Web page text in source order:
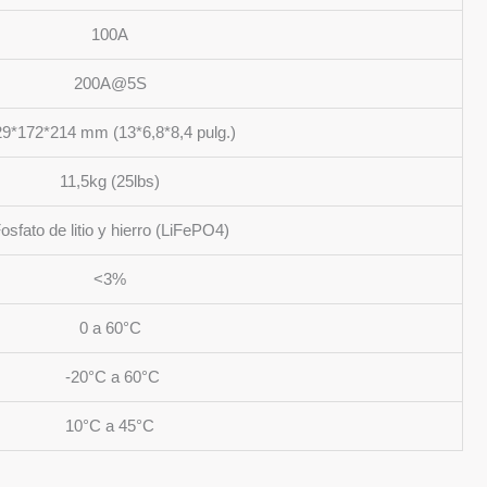
100A
200A@5S
mm (13*6,8*8,4 pulg.)
11,5kg (25lbs)
de litio y hierro (LiFePO4)
<3%
0 a 60°C
-20°C a 60°C
10°C a 45°C